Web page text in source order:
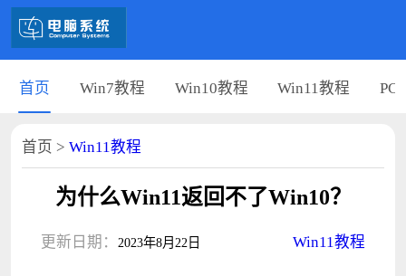
首页 Win7教程 Win10教程 Win11教程 PC
首页 > Win11教程
为什么Win11返回不了Win10？
更新日期： 2023年8月22日 Win11教程